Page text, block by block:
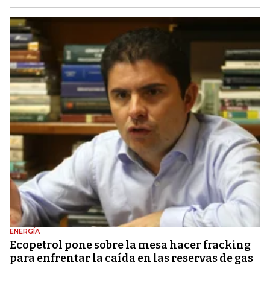
ENERGÍA
Ecopetrol pone sobre la mesa hacer fracking
para enfrentar la caída en las reservas de gas